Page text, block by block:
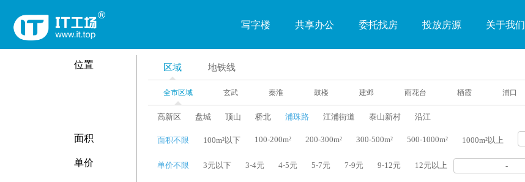
写字楼 共享办公 委托找房 投放房源 关于我们
位置 区域 地铁线
全市区域 玄武 秦淮 鼓楼 建邺 雨花台 栖霞 浦口
高新区 盘城 顶山 桥北 浦珠路 江浦街道 泰山新村 沿江
面积 面积不限 100m²以下 100-200m² 200-300m² 300-500m² 500-1000m² 1000m²以上
单价 单价不限 3元以下 3-4元 4-5元 5-7元 7-9元 9-12元 12元以上 -